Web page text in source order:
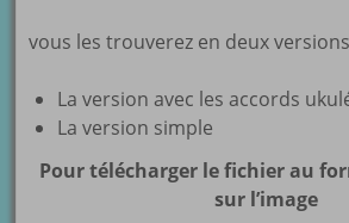
vous les trouverez en deux versions
La version avec les accords
La version simple
Pour télécharger le fichier au
sur l’image